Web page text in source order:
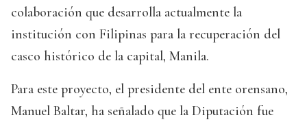
colaboración que desarrolla actualmente la
institución con Filipinas para la recuperación del
casco histórico de la capital, Manila.
Para este proyecto, el presidente del ente orensano,
Manuel Baltar, ha señalado que la Diputación fue